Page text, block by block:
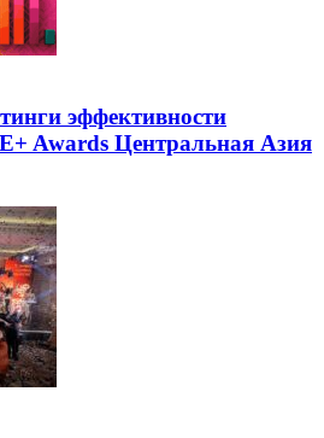
эффективности
Awards Центральная Азия